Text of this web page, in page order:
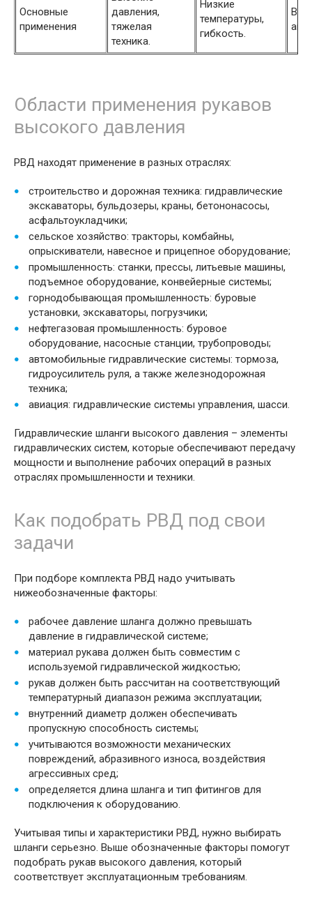
Основные
применения
давления,
тяжелая
техника.
Низкие
температуры,
гибкость.
Области применения рукавов
высокого давления
РВД находят применение в разных отраслях:
строительство и дорожная техника: гидравлические
экскаваторы, бульдозеры, краны, бетононасосы,
асфальтоукладчики;
сельское хозяйство: тракторы, комбайны,
опрыскиватели, навесное и прицепное оборудование;
промышленность: станки, прессы, литьевые машины,
подъемное оборудование, конвейерные системы;
горнодобывающая промышленность: буровые
установки, экскаваторы, погрузчики;
нефтегазовая промышленность: буровое
оборудование, насосные станции, трубопроводы;
автомобильные гидравлические системы: тормоза,
гидроусилитель руля, а также железнодорожная
техника;
авиация: гидравлические системы управления, шасси.
Гидравлические шланги высокого давления – элементы
гидравлических систем, которые обеспечивают передачу
мощности и выполнение рабочих операций в разных
отраслях промышленности и техники.
Как подобрать РВД под свои
задачи
При подборе комплекта РВД надо учитывать
нижеобозначенные факторы:
рабочее давление шланга должно превышать
давление в гидравлической системе;
материал рукава должен быть совместим с
используемой гидравлической жидкостью;
рукав должен быть рассчитан на соответствующий
температурный диапазон режима эксплуатации;
внутренний диаметр должен обеспечивать
пропускную способность системы;
учитываются возможности механических
повреждений, абразивного износа, воздействия
агрессивных сред;
определяется длина шланга и тип фитингов для
подключения к оборудованию.
Учитывая типы и характеристики РВД, нужно выбирать
шланги серьезно. Выше обозначенные факторы помогут
подобрать рукав высокого давления, который
соответствует эксплуатационным требованиям.